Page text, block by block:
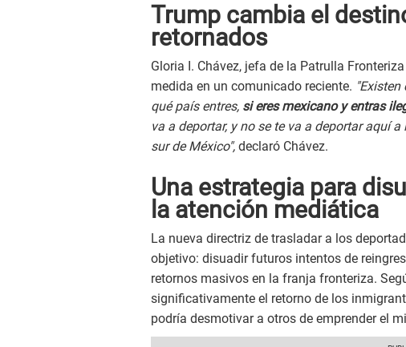
Trump cambia el
retornados
Gloria I. Chávez, jefa de la Patrulla
medida en un comunicado reciente.
qué país entres, si eres mexicano y entras
va a deportar, y no se te va a deportar aquí
sur de México", declaró Chávez.
Una estrategia para
la atención mediática
La nueva directriz de trasladar a los
objetivo: disuadir futuros intentos de
retornos masivos en la franja fronteriza.
significativamente el retorno de los
podría desmotivar a otros de emprender el